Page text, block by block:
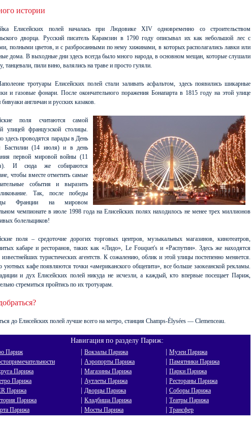
истории
Елисейских полей началась при Людовике XIV одновременно со строительством
дворца. Русский писатель Карамзин в 1790 году описывал их как небольшой лес с
полными цветов, и с разбросанными по нему хижинами, в которых располагались лавки или
дома. В выходные дни здесь всегда было много народа, в основном мещан, которые слушали
танцевали, пили вино, валялись на траве и просто гуляли.
тротуары Елисейских полей стали заливать асфальтом, здесь появились шикарные
и газовые фонари. После окончательного поражения Бонапарта в 1815 году на этой улице
бивуаки англичан и русских казаков.
поля считаются самой
улицей французской столицы.
здесь проводятся парады в День
Бастилии (14 июля) и в день
первой мировой войны (11
И сюда же собираются
чтобы вместе отметить самые
события и выразить
Так, после победы
Франции на мировом
чемпионате в июле 1998 года на Елисейских полях находилось не менее трех миллионов
болельщиков!
поля – средоточие дорогих торговых центров, музыкальных магазинов, кинотеатров,
кабаре и ресторанов, таких как «Лидо», Le Fouquet's и «Распутин». Здесь же находятся
туристических агентств. К сожалению, облик и этой улицы постепенно меняется.
уютных кафе появляются точки «американского общепита», все больше заокеанской рекламы.
и дух Елисейских полей никуда не исчезли, а каждый, кто впервые посещает Париж,
стремиться пройтись по их тротуарам.
до Елисейских полей лучше всего на метро, станция Champs-Élysées — Clemenceau.
Навигация по разделу Париж:
Париж
Парижа
Парижа
Парижа
Парижа
Парижа
| Вокзалы Парижа
| Аэропорты Парижа
| Магазины Парижа
| Аутлеты Парижа
| Дворцы Парижа
| Кладбища Парижа
| Мосты Парижа
| Музеи Парижа
| Памятники Парижа
| Парки Парижа
| Рестораны Парижа
| Соборы Парижа
| Театры Парижа
| Трансфер